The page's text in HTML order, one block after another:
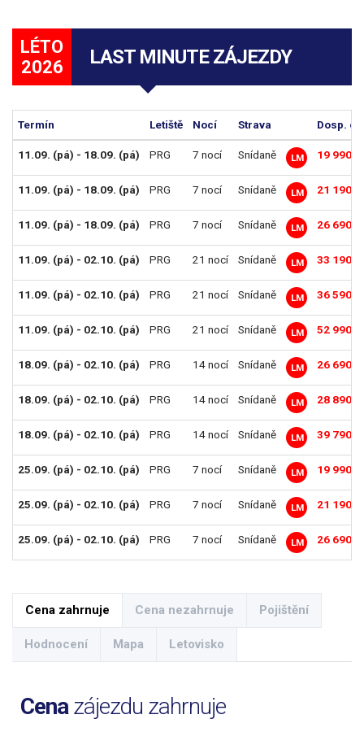
LÉTO
2026
LAST MINUTE ZÁJEZDY
Termín Letiště Nocí Strava Dosp.
11.09. (pá) - 18.09. (pá) PRG 7 nocí Snídaně LM 19 990
11.09. (pá) - 18.09. (pá) PRG 7 nocí Snídaně LM 21 190
11.09. (pá) - 18.09. (pá) PRG 7 nocí Snídaně LM 26 690
11.09. (pá) - 02.10. (pá) PRG 21 nocí Snídaně LM 33 190
11.09. (pá) - 02.10. (pá) PRG 21 nocí Snídaně LM 36 590
11.09. (pá) - 02.10. (pá) PRG 21 nocí Snídaně LM 52 990
18.09. (pá) - 02.10. (pá) PRG 14 nocí Snídaně LM 26 690
18.09. (pá) - 02.10. (pá) PRG 14 nocí Snídaně LM 28 890
18.09. (pá) - 02.10. (pá) PRG 14 nocí Snídaně LM 39 790
25.09. (pá) - 02.10. (pá) PRG 7 nocí Snídaně LM 19 990
25.09. (pá) - 02.10. (pá) PRG 7 nocí Snídaně LM 21 190
25.09. (pá) - 02.10. (pá) PRG 7 nocí Snídaně LM 26 690
Cena zahrnuje Cena nezahrnuje Pojištění
Hodnocení Mapa Letovisko
Cenazájezdu zahrnuje